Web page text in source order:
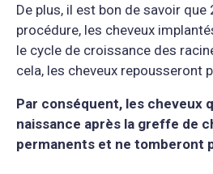
De plus, il est bon de savoir que
procédure, les cheveux
le cycle de croissance des
cela, les cheveux repousseront
Par conséquent, les cheveux
naissance après la greffe de
permanents et ne tomberont